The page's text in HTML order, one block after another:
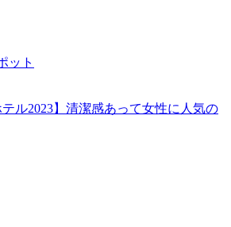
ット
テル2023】清潔感あって女性に人気の